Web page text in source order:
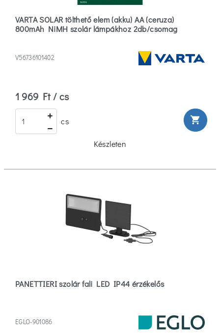
VARTA SOLAR tölthető elem (akku) AA (ceruza)
800mAh NiMH szolár lámpákhoz 2db/csomag
V56736101402
1 969 Ft / cs
cs shopping_cart
Készleten
PANETTIERI szolár fali LED IP44 érzékelős
EGLO-901086